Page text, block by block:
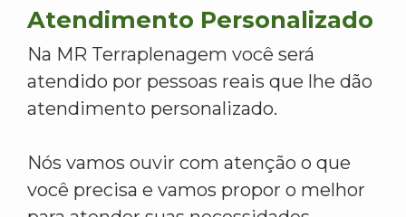
Atendimento Personalizado
Na MR Terraplenagem você será
atendido por pessoas reais que lhe dão
atendimento personalizado.
Nós vamos ouvir com atenção o que
você precisa e vamos propor o melhor